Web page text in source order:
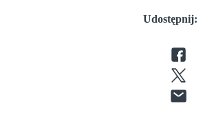
Udostępnij: